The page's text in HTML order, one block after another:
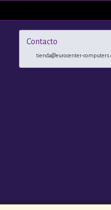
Contacto
tienda@eurocenter-